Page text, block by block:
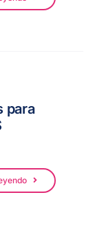
para